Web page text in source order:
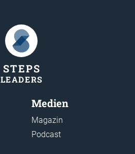
STEPS
LEADERS
Medien
Magazin
Podcast